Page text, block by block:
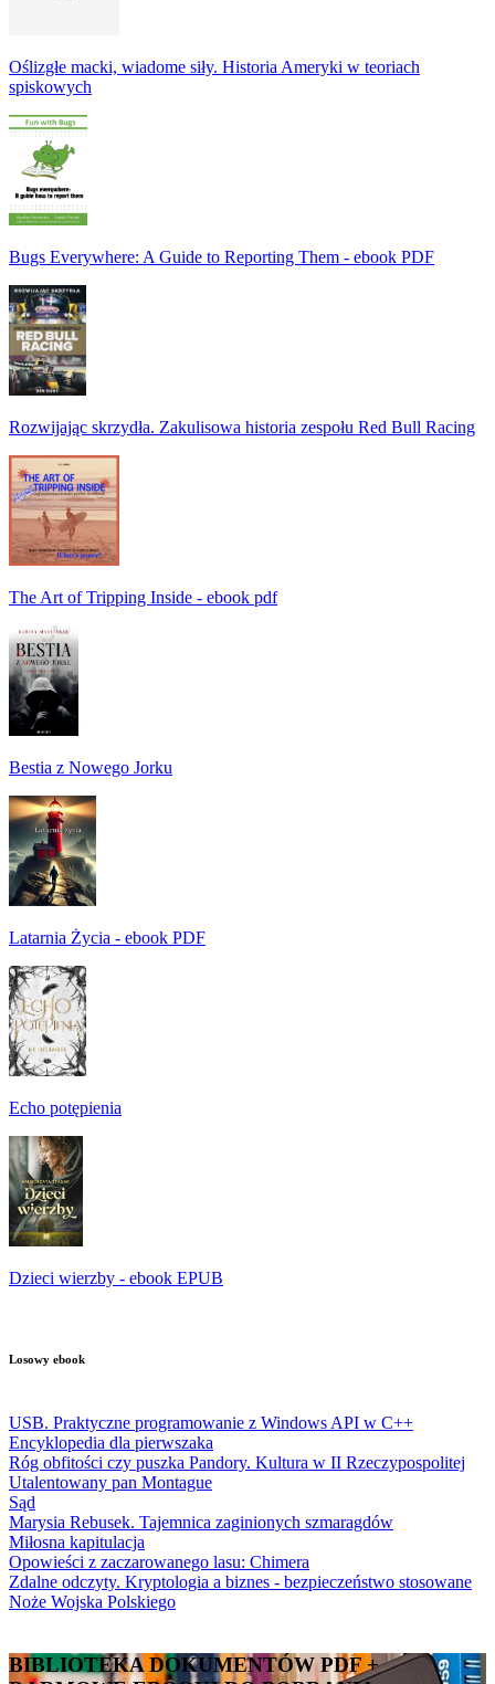
Oślizgłe macki, wiadome siły. Historia Ameryki w teoriach
spiskowych
Bugs Everywhere: A Guide to Reporting Them - ebook PDF
Rozwijając skrzydła. Zakulisowa historia zespołu Red Bull Racing
The Art of Tripping Inside - ebook pdf
Bestia z Nowego Jorku
Latarnia Życia - ebook PDF
Echo potępienia
Dzieci wierzby - ebook EPUB
Losowy ebook
USB. Praktyczne programowanie z Windows API w C++
Encyklopedia dla pierwszaka
Róg obfitości czy puszka Pandory. Kultura w II Rzeczypospolitej
Utalentowany pan Montague
Sąd
Marysia Rebusek. Tajemnica zaginionych szmaragdów
Miłosna kapitulacja
Opowieści z zaczarowanego lasu: Chimera
Zdalne odczyty. Kryptologia a biznes - bezpieczeństwo stosowane
Noże Wojska Polskiego
BIBLIOTEKA DOKUMENTÓW PDF +